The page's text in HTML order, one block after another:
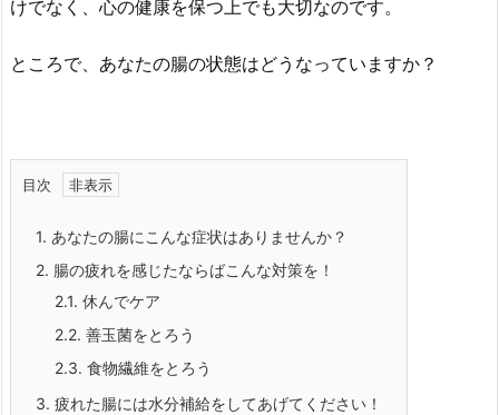
けでなく、心の健康を保つ上でも大切なのです。
ところで、あなたの腸の状態はどうなっていますか？
目次
1. あなたの腸にこんな症状はありませんか？
2. 腸の疲れを感じたならばこんな対策を！
2.1. 休んでケア
2.2. 善玉菌をとろう
2.3. 食物繊維をとろう
3. 疲れた腸には水分補給をしてあげてください！